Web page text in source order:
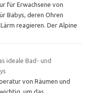
für Erwachsene von
Babys, deren Ohren
reagieren. Der Alpine
ideale Bad- und
von Räumen und